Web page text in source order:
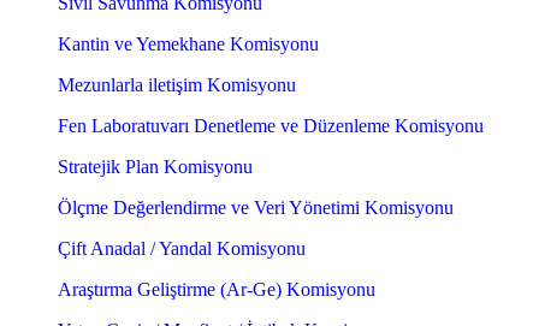
Kantin ve Yemekhane Komisyonu
Mezunlarla iletişim Komisyonu
Fen Laboratuvarı Denetleme ve Düzenleme Komisyonu
Stratejik Plan Komisyonu
Ölçme Değerlendirme ve Veri Yönetimi Komisyonu
Çift Anadal / Yandal Komisyonu
Araştırma Geliştirme (Ar-Ge) Komisyonu